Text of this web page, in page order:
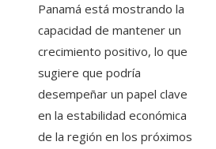
Panamá está mostrando la
capacidad de mantener un
crecimiento positivo, lo que
sugiere que podría
desempeñar un papel clave
en la estabilidad económica
de la región en los próximos